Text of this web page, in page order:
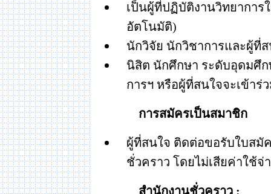
เป็นผู้ที่ปฏิบัติงานวิทยาการ
อัตโนมัติ)
นักวิจัย นักวิชาการและผู้ที่
นิสิต นักศึกษา ระดับอุดมศึก
การฯ หรือผู้ที่สนใจจะเข้าร่
การสมัครเป็นสมาชิก
ผู้ที่สนใจ ติดต่อขอรับใบสมั
ชั่วคราว โดยไม่เสียค่าใช้จ่
สำนักงานชั่วคราว :